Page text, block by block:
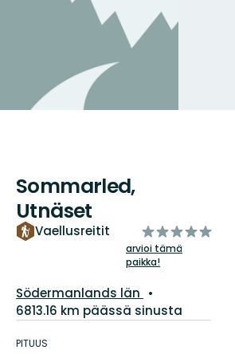
Sommarled,
Utnäset
Vaellusreitit
/5
tähteä
arvioi tämä
paikka!
Kunta:
Södermanlands län
6813.16 km päässä sinusta
yksityiskohdat
PITUUS